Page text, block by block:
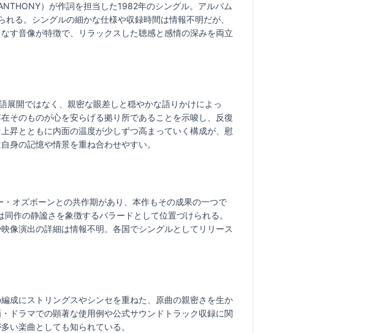
）が作詞を担当した1982年のシングル。アルバム
る。シングルの細かな仕様や収録時間は情報不明だが、
す音像が特徴で、リラックスした聴感と感情の深みを両立
展開ではなく、親密な眼差しと穏やかな語りかけによっ
そのものが心を安らげる拠り所であることを示唆し、反復
昇とともに内面の温度が少しずつ高まっていく構成が、慰
身の記憶や情景を重ね合わせやすい。
オズボーンとの共作期があり、本作もその成果の一つで
作の静謐さを象徴するバラードとして位置づけられる。
像演出の詳細は情報不明。各国でシングルとしてリリース
成にストリングスやシンセを重ねた、原曲の親密さを生か
ドラマでの顕著な使用例や公式サウンドトラック収録に関
い楽曲としても知られている。